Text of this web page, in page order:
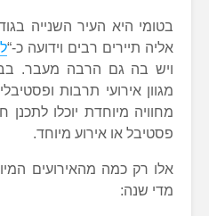
בטומי היא העיר השנייה
אליה תיירים רבים וידועה כ-“
ויש בה גם הרבה מעבר.
מגוון אירועי תרבות
מחוויה מיוחדת יוכלו
פסטיבל או אירוע מיוחד.
אלו רק כמה מהאירועים
מדי שנה: